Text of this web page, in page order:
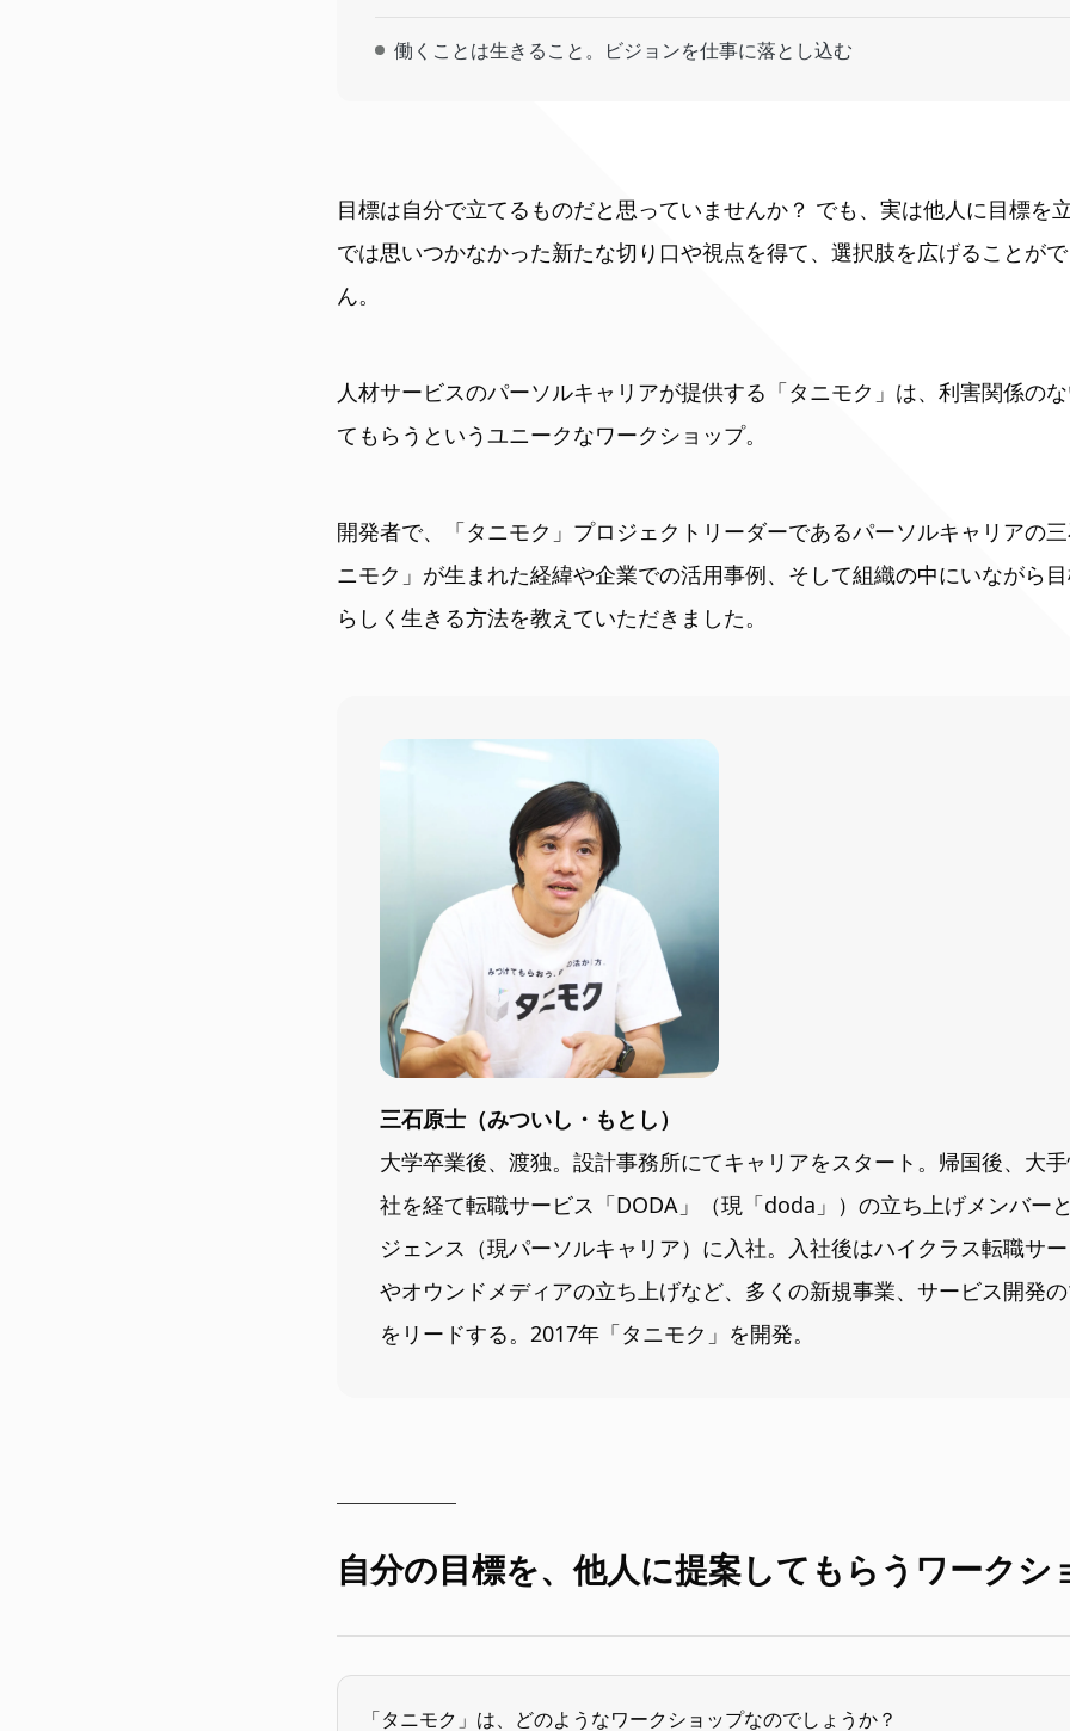
働くことは生きること。ビジョンを仕事に落とし込む
目標は自分で立てるものだと思っていませんか？ でも、実は他人に目標を
では思いつかなかった新たな切り口や視点を得て、選択肢を広げることが
ん。
人材サービスのパーソルキャリアが提供する「タニモク」は、利害関係の
てもらうというユニークなワークショップ。
開発者で、「タニモク」プロジェクトリーダーであるパーソルキャリアの
ニモク」が生まれた経緯や企業での活用事例、そして組織の中にいながら
らしく生きる方法を教えていただきました。
三石原士（みついし・もとし）
大学卒業後、渡独。設計事務所にてキャリアをスタート。帰国後、大
社を経て転職サービス「DODA」（現「doda」）の立ち上げメンバー
ジェンス（現パーソルキャリア）に入社。入社後はハイクラス転職サー
やオウンドメディアの立ち上げなど、多くの新規事業、サービス開発
をリードする。2017年「タニモク」を開発。
自分の目標を、他人に提案してもらうワークシ
「タニモク」は、どのようなワークショップなのでしょうか？